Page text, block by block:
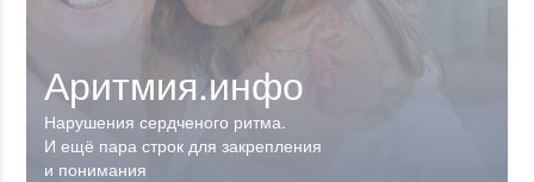
Аритмия.инфо
Нарушения сердченого ритма.
И ещё пара строк для закрепления
и понимания
Аритмия.инфо
Нарушения сердченого ритма.
И ещё пара строк для закрепления
и понимания